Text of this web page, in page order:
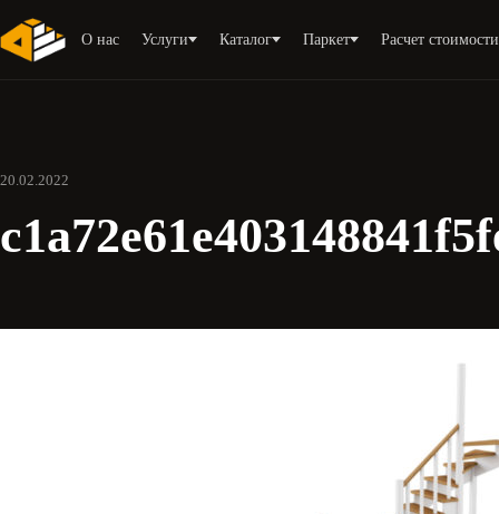
О нас Услуги Каталог Паркет Расчет стоимости
20.02.2022